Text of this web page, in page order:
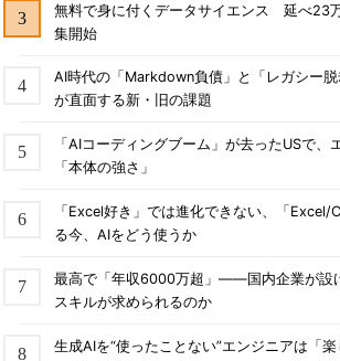
無料で身に付くデータサイエンス 延べ23
集開始
AI時代の「Markdown負債」と「レガシー
が直面する新・旧の課題
「AIコーディングブーム」が去ったUSで、
「本体の強さ」
「Excel好き」では進化できない、「Excel/
る今、AIをどう使うか
最高で「年収6000万超」――国内企業が設
スキルが求められるのか
生成AIを“使ったことない”エンジニアは「